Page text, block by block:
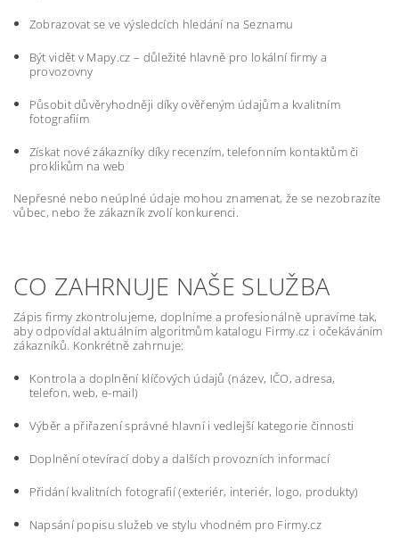
Zobrazovat se ve výsledcích hledání na Seznamu
Být vidět v Mapy.cz – důležité hlavně pro lokální firmy a
provozovny
Působit důvěryhodněji díky ověřeným údajům a kvalitním
fotografiím
Získat nové zákazníky díky recenzím, telefonním kontaktům či
proklikům na web
Nepřesné nebo neúplné údaje mohou znamenat, že se nezobrazíte
vůbec, nebo že zákazník zvolí konkurenci.
CO ZAHRNUJE NAŠE SLUŽBA
Zápis firmy zkontrolujeme, doplníme a profesionálně upravíme tak,
aby odpovídal aktuálním algoritmům katalogu Firmy.cz i očekáváním
zákazníků. Konkrétně zahrnuje:
Kontrola a doplnění klíčových údajů (název, IČO, adresa,
telefon, web, e-mail)
Výběr a přiřazení správné hlavní i vedlejší kategorie činnosti
Doplnění otevírací doby a dalších provozních informací
Přidání kvalitních fotografií (exteriér, interiér, logo, produkty)
Napsání popisu služeb ve stylu vhodném pro Firmy.cz